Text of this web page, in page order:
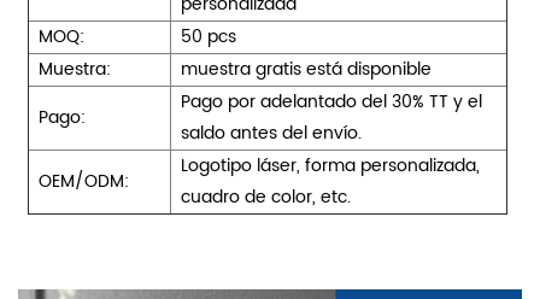
MOQ:
50 pcs
Muestra:
muestra gratis está disponible
Pago:
Pago por adelantado del 30% TT y el
saldo antes del envío.
OEM/ODM:
Logotipo láser, forma personalizada,
cuadro de color, etc.